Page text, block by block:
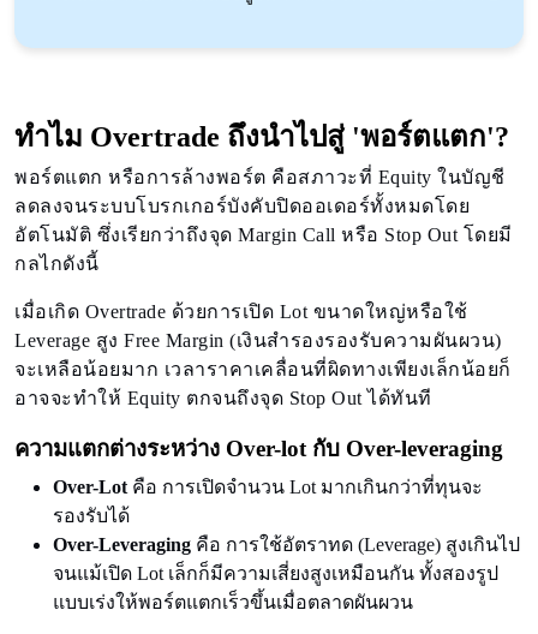
ทำไม Overtrade ถึงนำไปสู่ 'พอร์ตแตก'?
พอร์ตแตก หรือการล้างพอร์ต คือสภาวะที่ Equity ในบัญชี
ลดลงจนระบบโบรกเกอร์บังคับปิดออเดอร์ทั้งหมดโดย
อัตโนมัติ ซึ่งเรียกว่าถึงจุด Margin Call หรือ Stop Out โดยมี
กลไกดังนี้
เมื่อเกิด Overtrade ด้วยการเปิด Lot ขนาดใหญ่หรือใช้
Leverage สูง Free Margin (เงินสำรองรองรับความผันผวน)
จะเหลือน้อยมาก เวลาราคาเคลื่อนที่ผิดทางเพียงเล็กน้อยก็
อาจจะทำให้ Equity ตกจนถึงจุด Stop Out ได้ทันที
ความแตกต่างระหว่าง Over-lot กับ Over-leveraging
Over-Lot คือ การเปิดจำนวน Lot มากเกินกว่าที่ทุนจะ
รองรับได้
Over-Leveraging คือ การใช้อัตราทด (Leverage) สูงเกินไป
จนแม้เปิด Lot เล็กก็มีความเสี่ยงสูงเหมือนกัน ทั้งสองรูป
แบบเร่งให้พอร์ตแตกเร็วขึ้นเมื่อตลาดผันผวน